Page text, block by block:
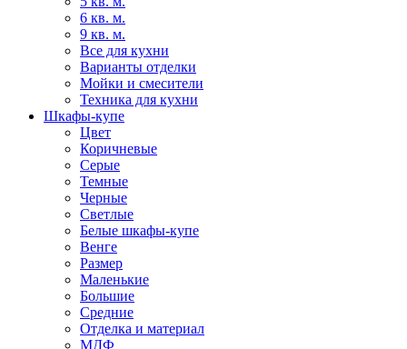
6 кв. м.
9 кв. м.
Все для кухни
Варианты отделки
Мойки и смесители
Техника для кухни
Шкафы-купе
Цвет
Коричневые
Серые
Темные
Черные
Светлые
Белые шкафы-купе
Венге
Размер
Маленькие
Большие
Средние
Отделка и материал
МДФ